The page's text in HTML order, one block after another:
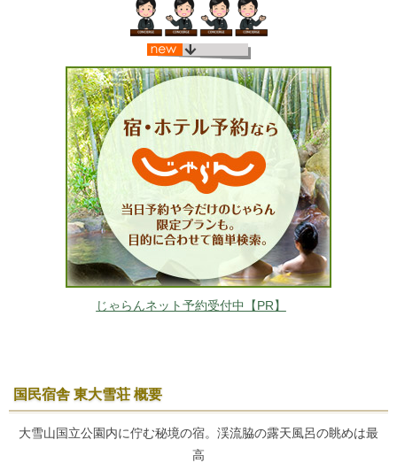
じゃらんネット予約受付中【PR】
国民宿舎 東大雪荘 概要
大雪山国立公園内に佇む秘境の宿。渓流脇の露天風呂の眺めは最
高